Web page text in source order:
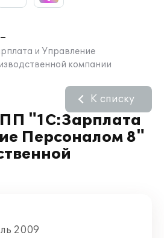
и Управление
компании
"1С:Зарплата
Персоналом 8"
К списку
2009